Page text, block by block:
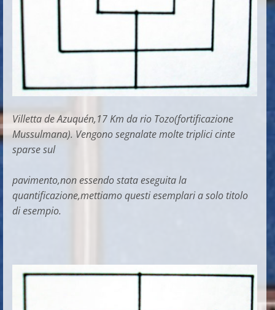
Villetta de Azuquén,17 Km da rio Tozo(fortificazione
Mussulmana). Vengono segnalate molte triplici cinte
sparse sul
pavimento,non essendo stata eseguita la
quantificazione,mettiamo questi esemplari a solo titolo
di esempio.